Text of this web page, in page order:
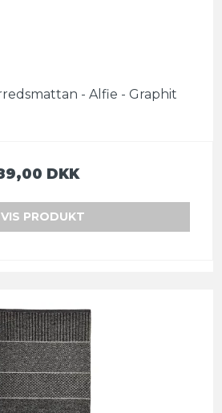
- Alfie - Graphit
DKK
VIS PRODUKT